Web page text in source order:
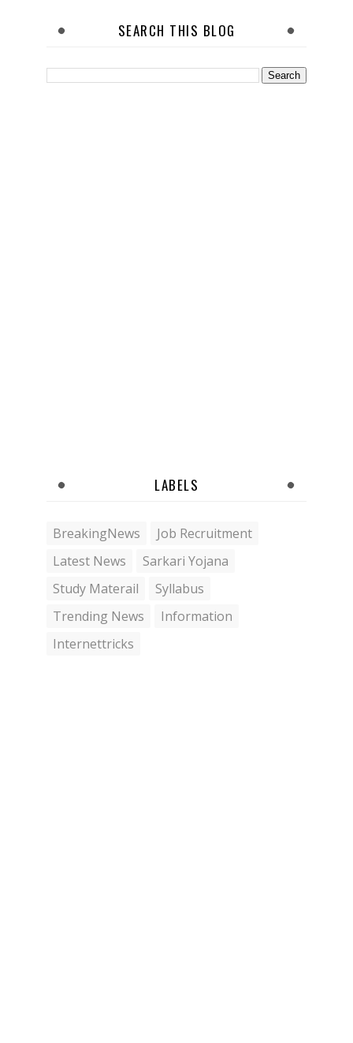
SEARCH THIS BLOG
LABELS
BreakingNews
Job Recruitment
Latest News
Sarkari Yojana
Study Materail
Syllabus
Trending News
Information
Internettricks